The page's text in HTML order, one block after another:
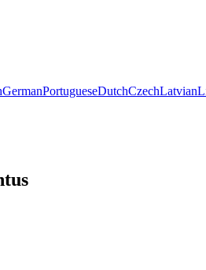
GermanPortugueseDutchCzechLatvian